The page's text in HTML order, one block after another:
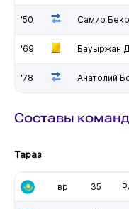
'50 Самир
'69 Бауыржан
'78 Анатолий
Составы команд
Тараз
вр 35